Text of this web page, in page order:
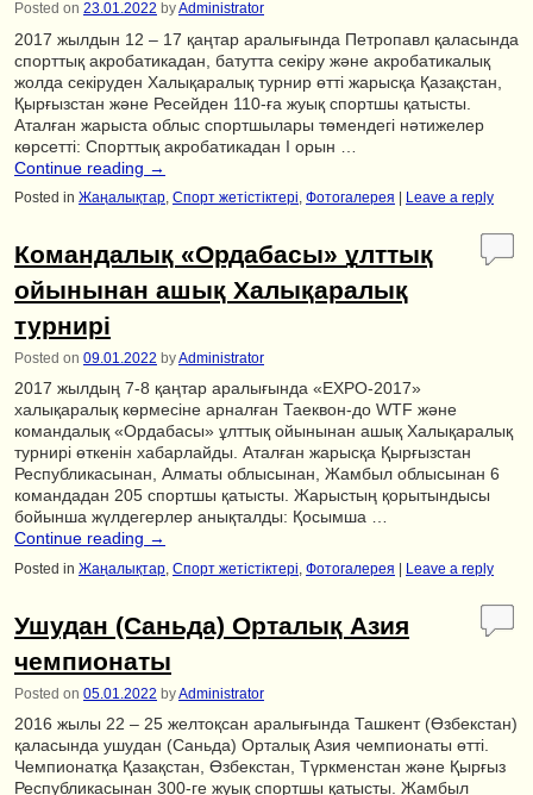
Posted on 23.01.2022 byAdministrator
2017 жылдын 12 – 17 қаңтар аралығында Петропавл қаласында
спорттық акробатикадан, батутта секіру және акробатикалық
жолда секіруден Халықаралық турнир өтті жарысқа Қазақстан,
Қырғызстан және Ресейден 110-ға жуық спортшы қатысты.
Аталған жарыста облыс спортшылары төмендегі нәтижелер
көрсетті: Спорттық акробатикадан I орын …
Continue reading →
Posted in Жаңалықтар Спорт жетістіктері Фотогалерея Leave a reply
Командалық «Ордабасы» ұлттық
ойынынан ашық Халықаралық
турнирі
Posted on 09.01.2022 byAdministrator
2017 жылдың 7-8 қаңтар аралығында «EXPO-2017»
халықаралық көрмесіне арналған Таеквон-до WTF және
командалық «Ордабасы» ұлттық ойынынан ашық Халықаралық
турнирі өткенін хабарлайды. Аталған жарысқа Қырғызстан
Республикасынан, Алматы облысынан, Жамбыл облысынан 6
командадан 205 спортшы қатысты. Жарыстың қорытындысы
бойынша жүлдегерлер анықталды: Қосымша …
Continue reading →
Posted in Жаңалықтар Спорт жетістіктері Фотогалерея Leave a reply
Ушудан (Саньда) Орталық Азия
чемпионаты
Posted on 05.01.2022 byAdministrator
2016 жылы 22 – 25 желтоқсан аралығында Ташкент (Өзбекстан)
қаласында ушудан (Саньда) Орталық Азия чемпионаты өтті.
Чемпионатқа Қазақстан, Өзбекстан, Түркменстан және Қырғыз
Республикасынан 300-ге жуық спортшы қатысты. Жамбыл